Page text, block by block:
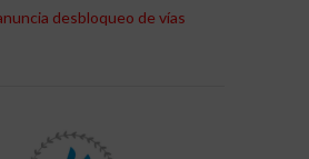
desbloqueo de vías